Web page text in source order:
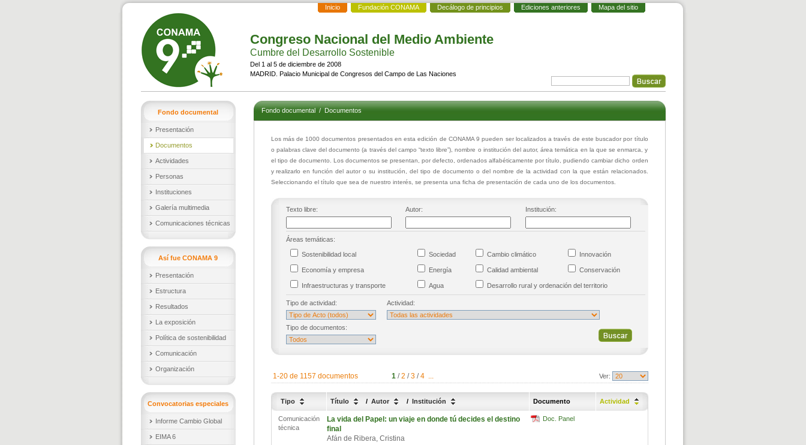
Inicio Fundación CONAMA Decálogo de principios Ediciones anteriores Mapa del sitio
Congreso Nacional del Medio Ambiente
Cumbre del Desarrollo Sostenible
Del 1 al 5 de diciembre de 2008
MADRID. Palacio Municipal de Congresos del Campo de Las Naciones
Fondo documental
Presentación
Documentos
Actividades
Personas
Instituciones
Galería multimedia
Comunicaciones técnicas
Así fue CONAMA 9
Presentación
Estructura
Resultados
La exposición
Política de sostenibilidad
Comunicación
Organización
Convocatorias especiales
Informe Cambio Global
EIMA 6
Fondo documental/Documentos
Los más de 1000 documentos presentados en esta edición de CONAMA 9 pueden ser localizados a través de este buscador por título
o palabras clave del documento (a través del campo “texto libre”), nombre o institución del autor, área temática en la que se enmarca, y
el tipo de documento. Los documentos se presentan, por defecto, ordenados alfabéticamente por título, pudiendo cambiar dicho orden
y realizarlo en función del autor o su institución, del tipo de documento o del nombre de la actividad con la que están relacionados.
Seleccionando el título que sea de nuestro interés, se presenta una ficha de presentación de cada uno de los documentos.
Texto libre: Autor: Institución:
Áreas temáticas:
Sostenibilidad local Sociedad Cambio climático Innovación
Economía y empresa Energía Calidad ambiental Conservación
Infraestructuras y transporte Agua Desarrollo rural y ordenación del territorio
Tipo de actividad: Actividad:
Tipo de documentos:
1-20 de 1157 documentos 1 / 2 / 3 / 4 ... Ver:
Tipo Título / Autor / Institución Documento Actividad
Comunicación
técnica
La vida del Papel: un viaje en donde tú decides el destino
final
Afán de Ribera, Cristina
Doc. Panel